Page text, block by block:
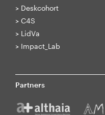
> Deskcohort
> C4S
> LidVa
> Impact_Lab
Partners